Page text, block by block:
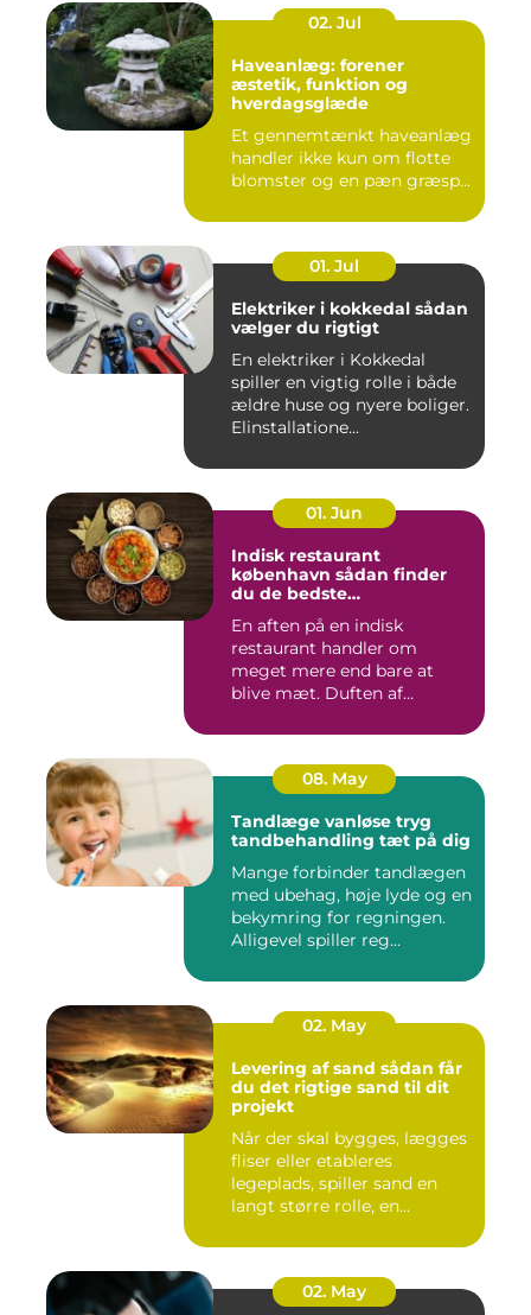
02. Jul
Haveanlæg: forener
æstetik, funktion og
hverdagsglæde
Et gennemtænkt haveanlæg
handler ikke kun om flotte
blomster og en pæn græsp...
01. Jul
Elektriker i kokkedal sådan
vælger du rigtigt
En elektriker i Kokkedal
spiller en vigtig rolle i både
ældre huse og nyere boliger.
Elinstallatione...
01. Jun
Indisk restaurant
københavn sådan finder
du de bedste
En aften på en indisk
restaurant handler om
meget mere end bare at
blive mæt. Duften af
08. May
Tandlæge vanløse tryg
tandbehandling tæt på dig
Mange forbinder tandlægen
med ubehag, høje lyde og en
bekymring for regningen.
Alligevel spiller reg...
02. May
Levering af sand sådan får
du det rigtige sand til dit
projekt
Når der skal bygges, lægges
fliser eller etableres
legeplads, spiller sand en
langt større rolle, en...
02. May